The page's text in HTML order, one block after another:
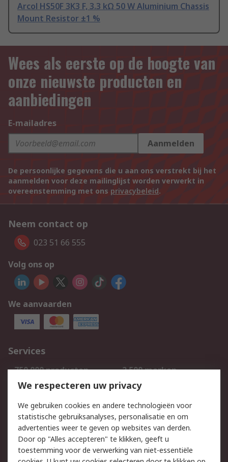
Arcol HS50F 3K3 F, 3.3 kΩ 50 W Aluminium Chassis
Mount Resistor ±1 %
Wees als eerste op de hoogte van
onze nieuwste producten en
aanbiedingen
E-mailadres
Aanmelden
De persoonlijke gegevens die u aan ons verstrekt bij het
aanmelden voor deze mailinglijst worden verwerkt in
overeenstemming met ons privacybeleid.
Neem contact op
023 51 66 555
Volg ons op
We aanvaarden
Services
750.000 producten
2.500 merken
Bestellen
Inkoopoplossingen
Track & Trace
Wettelijk
Cookiebeleid Email veiligheid
We respecteren uw privacy
We gebruiken cookies en andere technologieën voor
statistische gebruiksanalyses, personalisatie en om
advertenties weer te geven op websites van derden.
Door op "Alles accepteren" te klikken, geeft u
toestemming voor de verwerking van niet-essentiële